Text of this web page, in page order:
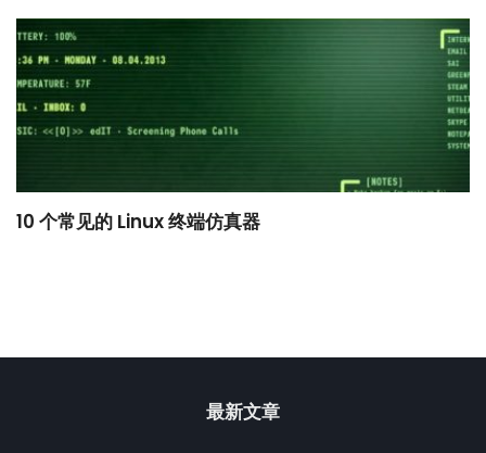
10 个常见的 Linux 终端仿真器
最新文章